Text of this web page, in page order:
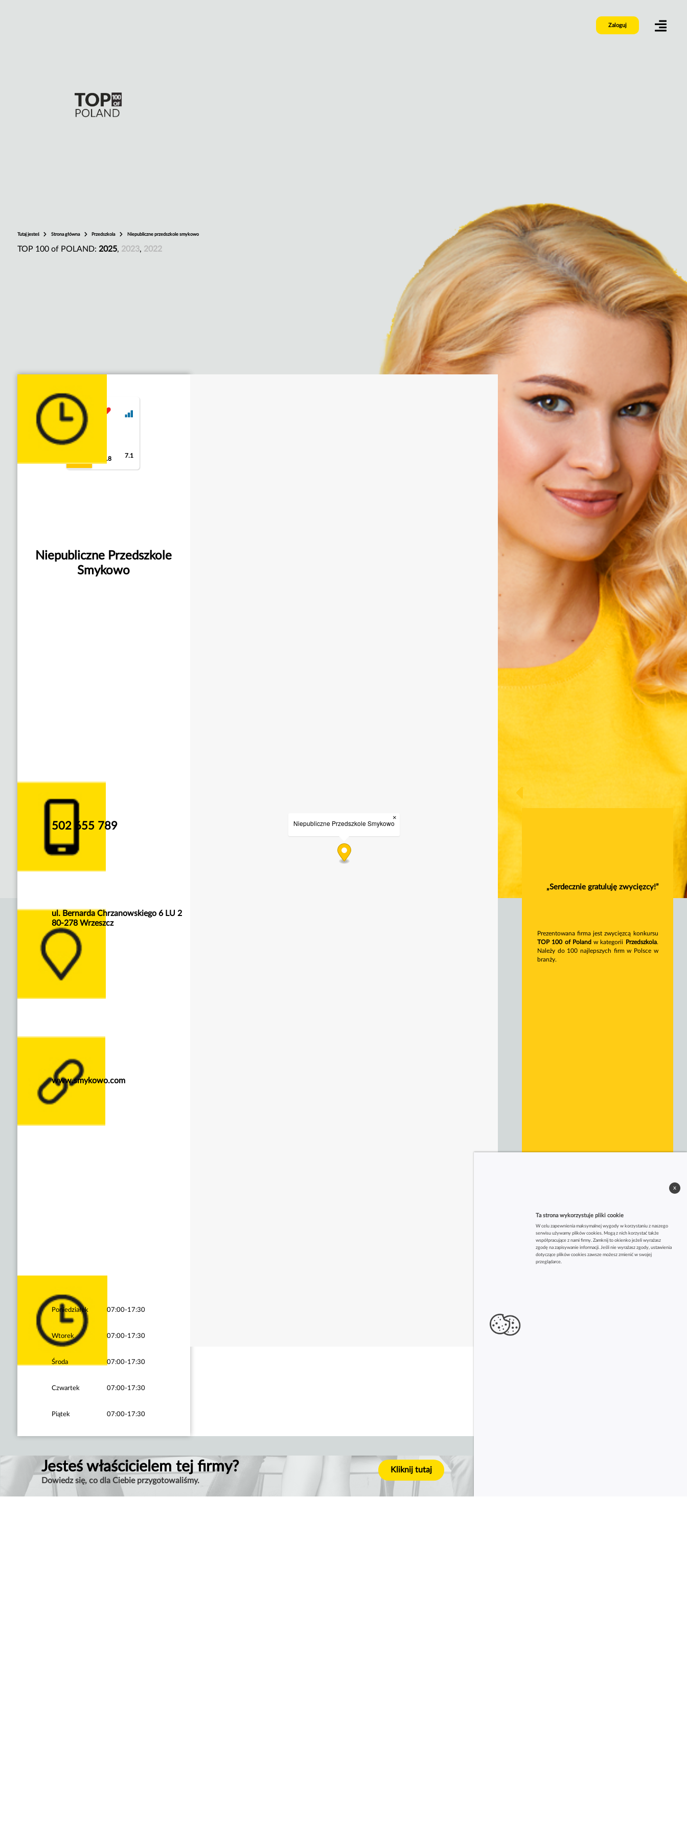
Zaloguj
Tutaj jesteś Strona główna Przedszkola Niepubliczne przedszkole smykowo
TOP 100 of POLAND: 2025, 2023, 2022
9.8 7.1
Niepubliczne Przedszkole
Smykowo
502 655 789
ul. Bernarda Chrzanowskiego 6 LU 2
80-278 Wrzeszcz
www.smykowo.com
Poniedziałek 07:00-17:30
Wtorek 07:00-17:30
Środa 07:00-17:30
Czwartek 07:00-17:30
Piątek 07:00-17:30
Niepubliczne Przedszkole Smykowo
×
Jesteś właścicielem tej firmy?
Dowiedz się, co dla Ciebie przygotowaliśmy.
Kliknij tutaj
„Serdecznie gratuluję zwycięzcy!”
Prezentowana firma jest zwycięzcą konkursu
TOP 100 of Poland w kategorii Przedszkola.
Należy do 100 najlepszych firm w Polsce w
branży.
Ta strona wykorzystuje pliki cookie
W celu zapewnienia maksymalnej wygody w korzystaniu z naszego
serwisu używamy plików cookies. Mogą z nich korzystać także
współpracujące z nami firmy. Zamknij to okienko jeżeli wyrażasz
zgodę na zapisywanie informacji. Jeśli nie wyrażasz zgody, ustawienia
dotyczące plików cookies zawsze możesz zmienić w swojej
przeglądarce.
x